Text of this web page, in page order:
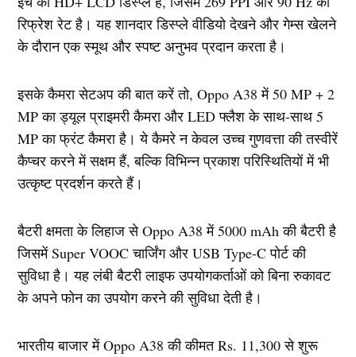
रिफ्रेश रेट है। यह शानदार डिस्प्ले वीडियो देखने और गेम्स खेलने
के दौरान एक स्मूथ और स्पष्ट अनुभव प्रदान करता है।
इसके कैमरा सेटअप की बात करें तो, Oppo A38 में 50 MP + 2
MP का ड्यूल प्राइमरी कैमरा और LED फ्लैश के साथ-साथ 5
MP का फ्रंट कैमरा है। ये कैमरे न केवल उच्च गुणवत्ता की तस्वीरें
कैप्चर करने में सक्षम हैं, बल्कि विभिन्न प्रकाश परिस्थितियों में भी
उत्कृष्ट प्रदर्शन करते हैं।
बैटरी क्षमता के लिहाज से Oppo A38 में 5000 mAh की बैटरी है
जिसमें Super VOOC चार्जिंग और USB Type-C पोर्ट की
सुविधा है। यह लंबी बैटरी लाइफ उपयोगकर्ताओं को बिना रुकावट
के अपने फोन का उपयोग करने की सुविधा देती है।
भारतीय बाजार में Oppo A38 की कीमत Rs. 11,300 से शुरू